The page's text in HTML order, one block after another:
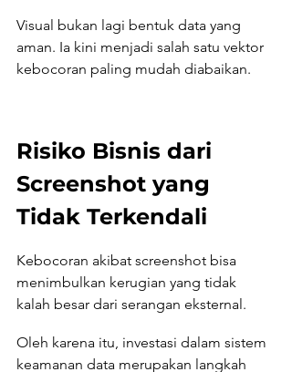
Visual bukan lagi bentuk data yang
aman. Ia kini menjadi salah satu vektor
kebocoran paling mudah diabaikan.
Risiko Bisnis dari
Screenshot yang
Tidak Terkendali
Kebocoran akibat screenshot bisa
menimbulkan kerugian yang tidak
kalah besar dari serangan eksternal.
Oleh karena itu, investasi dalam sistem
keamanan data merupakan langkah